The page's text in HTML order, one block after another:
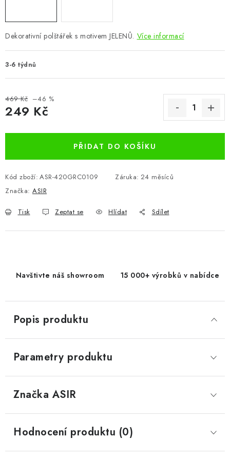
VÝPRODEJ
Vše o nákupu Info
Reklamace a odstoupení od smlouvy
Kontakty
Dekorativní polštářek s motivem JELENŮ. Více informací
3-6 týdnů
469 Kč –46 %
249 Kč
PŘIDAT DO KOŠÍKU
Kód zboží: ASR-420GRC0109 Záruka: 24 měsíců
Značka: ASIR
Tisk Zeptat se Hlídat Sdílet
Navštivte náš showroom 15 000+ výrobků v nabídce
Popis produktu
Parametry produktu
Značka ASIR
Hodnocení produktu (0)